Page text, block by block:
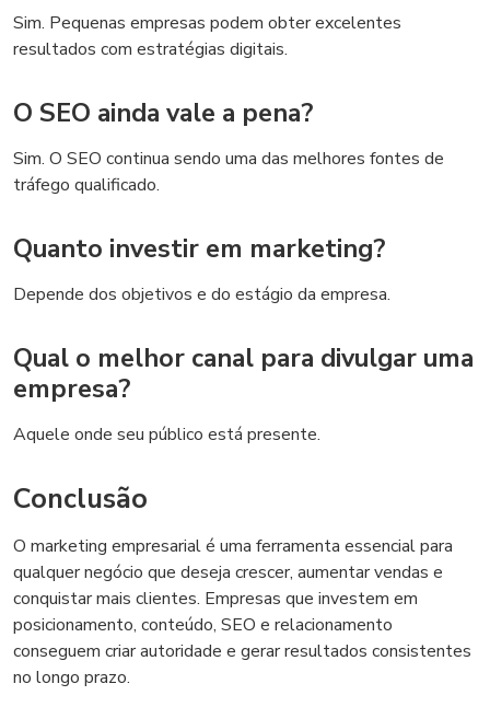
Sim. Pequenas empresas podem obter excelentes
resultados com estratégias digitais.
O SEO ainda vale a pena?
Sim. O SEO continua sendo uma das melhores fontes de
tráfego qualificado.
Quanto investir em marketing?
Depende dos objetivos e do estágio da empresa.
Qual o melhor canal para divulgar uma
empresa?
Aquele onde seu público está presente.
Conclusão
O marketing empresarial é uma ferramenta essencial para
qualquer negócio que deseja crescer, aumentar vendas e
conquistar mais clientes. Empresas que investem em
posicionamento, conteúdo, SEO e relacionamento
conseguem criar autoridade e gerar resultados consistentes
no longo prazo.